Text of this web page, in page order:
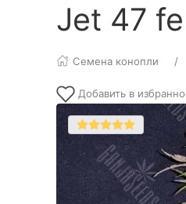
Jet 47
Семена конопли
Добавить в